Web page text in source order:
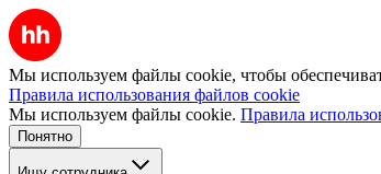
Мы используем файлы cookie, чтобы
Правила использования файлов cookie
Мы используем файлы cookie. Правила
Понятно